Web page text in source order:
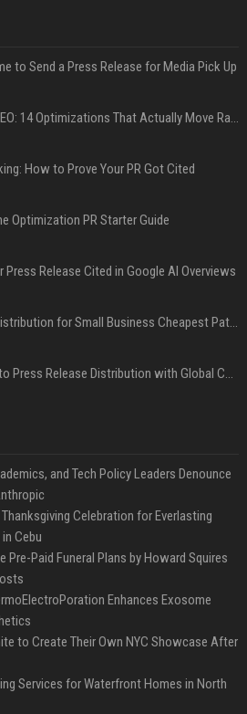
to Send a Press Release for Media Pick Up
Press Release SEO: 14 Optimizations That Actually Move Rankings
How to Prove Your PR Got Cited
Optimization PR Starter Guide
Release Cited in Google AI Overviews
Press Release Distribution for Small Business Cheapest Path to Real Coverage
Affordable Crypto Press Release Distribution with Global Coverage
and Tech Policy Leaders Denounce
Celebration for Everlasting
Cebu
Pre-Paid Funeral Plans by Howard Squires
Enhances Exosome
to Create Their Own NYC Showcase After
Services for Waterfront Homes in North